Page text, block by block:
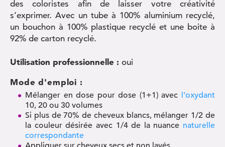
des coloristes afin de laisser votre créativité
s’exprimer. Avec un tube à 100% aluminium recyclé,
un bouchon à 100% plastique recyclé et une boite à
92% de carton recyclé.
Utilisation professionnelle : oui
Mode d'emploi :
Mélanger en dose pour dose (1+1) avec l’oxydant
10, 20 ou 30 volumes
Si plus de 70% de cheveux blancs, mélanger 1/2 de
la couleur désirée avec 1/4 de la nuance naturelle
correspondante